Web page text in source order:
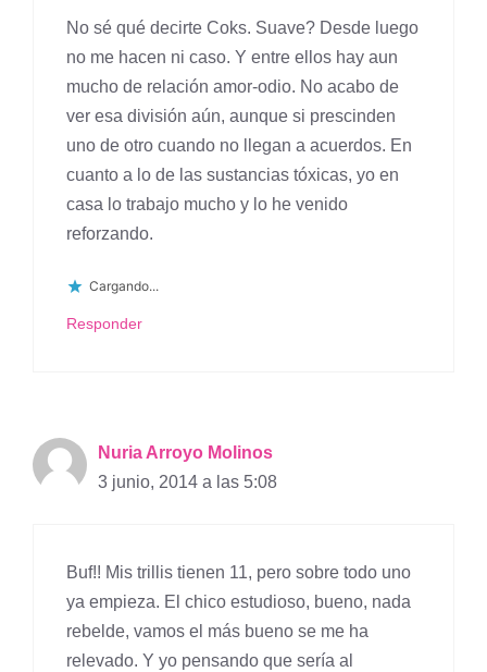
No sé qué decirte Coks. Suave? Desde luego
no me hacen ni caso. Y entre ellos hay aun
mucho de relación amor-odio. No acabo de
ver esa división aún, aunque si prescinden
uno de otro cuando no llegan a acuerdos. En
cuanto a lo de las sustancias tóxicas, yo en
casa lo trabajo mucho y lo he venido
reforzando.
Cargando...
Responder
Nuria Arroyo Molinos
3 junio, 2014 a las 5:08
Buf!! Mis trillis tienen 11, pero sobre todo uno
ya empieza. El chico estudioso, bueno, nada
rebelde, vamos el más bueno se me ha
relevado. Y yo pensando que sería al